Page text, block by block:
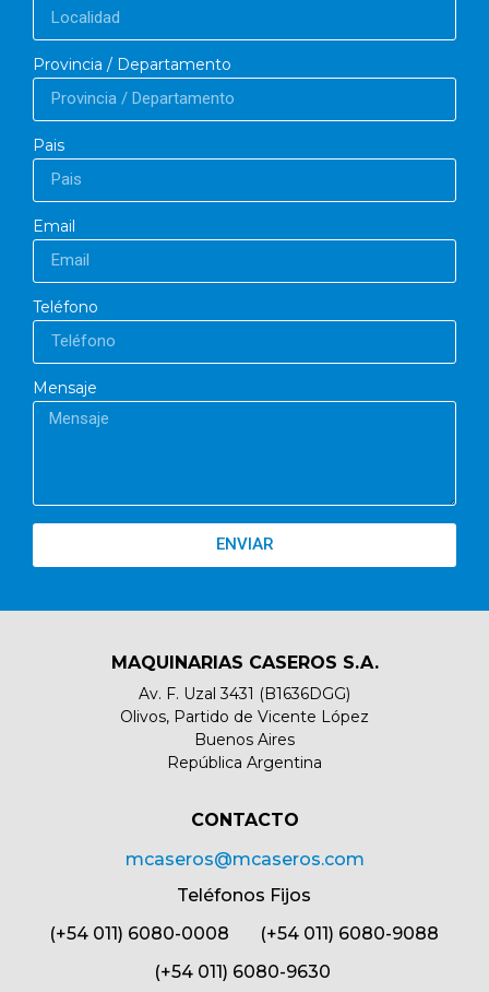
Provincia / Departamento
Pais
Email
Teléfono
Mensaje
ENVIAR
MAQUINARIAS CASEROS S.A.
Av. F. Uzal 3431 (B1636DGG)
Olivos, Partido de Vicente López
Buenos Aires
República Argentina
CONTACTO​
mcaseros@mcaseros.com
Teléfonos Fijos
(+54 011) 6080-0008 (+54 011) 6080-9088
(+54 011) 6080-9630